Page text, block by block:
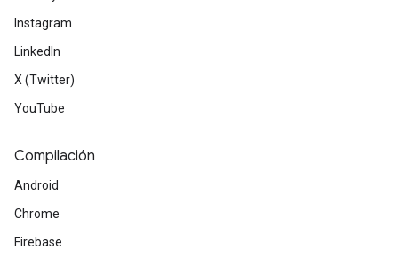
Instagram
LinkedIn
X (Twitter)
YouTube
Compilación
Android
Chrome
Firebase